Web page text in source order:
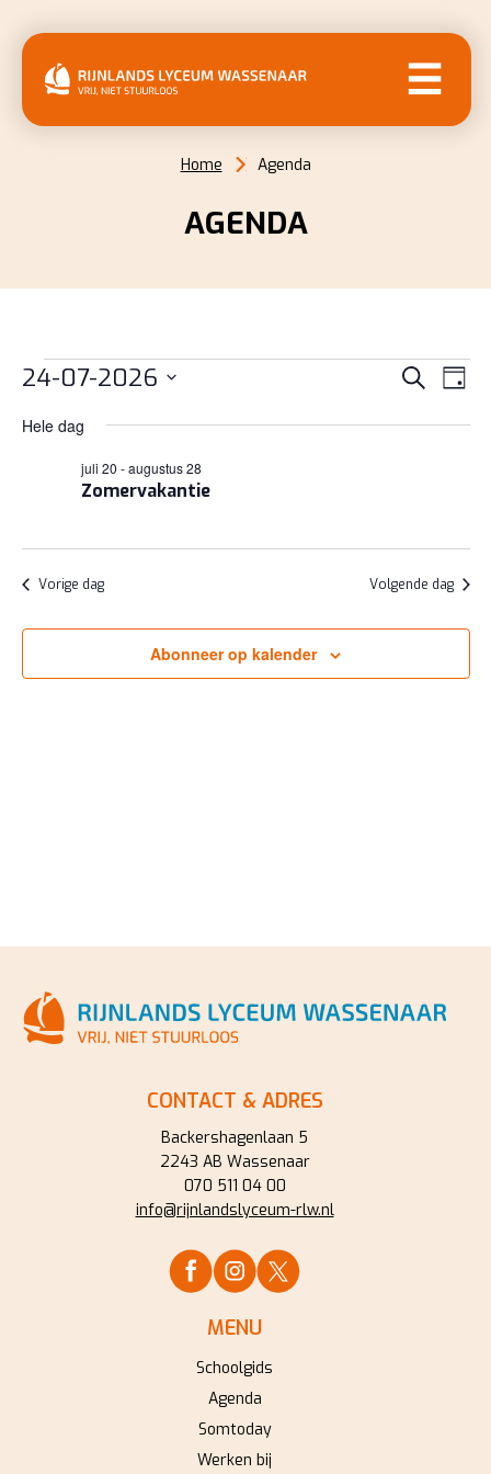
Home Agenda
AGENDA
EVENEMENTEN
IN
Zoeken
Dag
24-07-2026
datum.
Hele dag
Zomervakantie
juli 20 -augustus 28
Vorige dag Volgende dag
Abonneer op kalender
CONTACT & ADRES
Backershagenlaan 5
2243 AB Wassenaar
070 511 04 00
info@rijnlandslyceum-rlw.nl
MENU
Schoolgids
Agenda
Somtoday
Werken bij